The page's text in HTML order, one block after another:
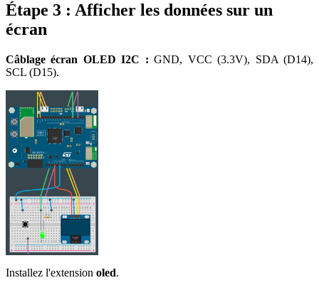
Étape 3 : Afficher les données sur un
écran
Câblage écran OLED I2C : GND, VCC (3.3V), SDA (D14),
SCL (D15).
Installez l'extension oled.